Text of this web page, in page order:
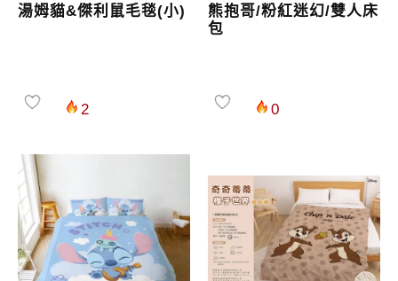
湯姆貓&傑利鼠毛毯(小)
2
熊抱哥/粉紅迷幻/雙人床
包
0